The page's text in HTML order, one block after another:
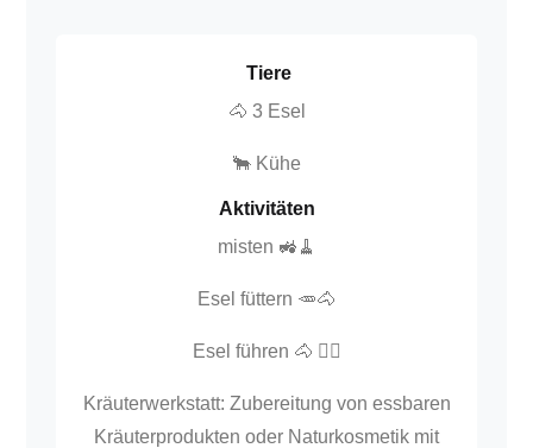
Tiere
🐴 3 Esel
🐂 Kühe
Aktivitäten
misten 🚜🧹
Esel füttern 🥕🐴
Esel führen 🐴 🚶‍♂️
Kräuterwerkstatt: Zubereitung von essbaren
Kräuterprodukten oder Naturkosmetik mit